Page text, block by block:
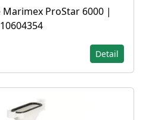
ProStar 6000 |
10604354
Detail